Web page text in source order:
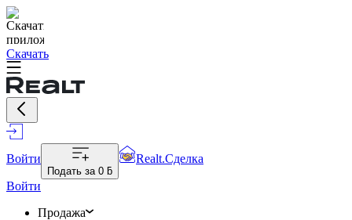
Скачать
Войти
Подать за 0 ƃ
Realt.Сделка
Войти
Продажа